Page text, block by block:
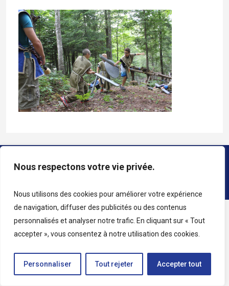
Nous respectons votre vie privée.
Nous utilisons des cookies pour améliorer votre expérience
de navigation, diffuser des publicités ou des contenus
personnalisés et analyser notre trafic. En cliquant sur « Tout
accepter », vous consentez à notre utilisation des cookies.
Personnaliser Tout rejeter Accepter tout
Copyright © 2026 • All rights reserved • Katag